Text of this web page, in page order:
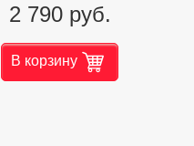
2 790 руб.
В корзину